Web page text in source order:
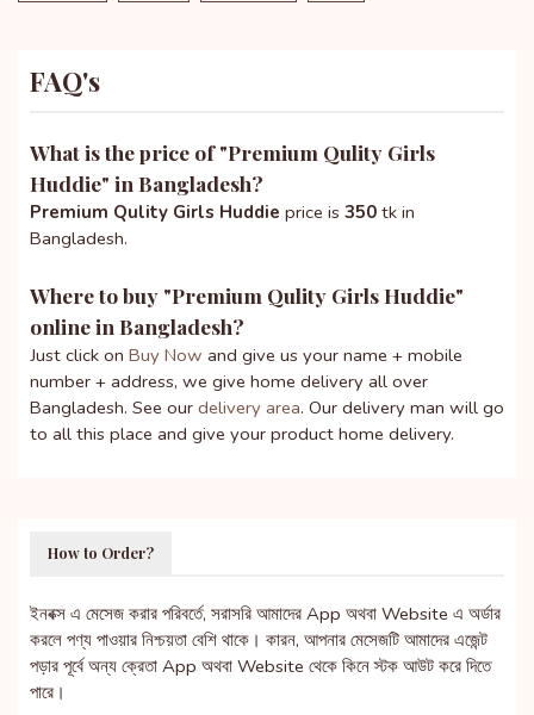
FAQ's
What is the price of "Premium Qulity Girls
Huddie" in Bangladesh?
Premium Qulity Girls Huddie price is 350 tk in
Bangladesh.
Where to buy "Premium Qulity Girls Huddie"
online in Bangladesh?
Just click on Buy Now and give us your name + mobile
number + address, we give home delivery all over
Bangladesh. See our delivery area. Our delivery man will go
to all this place and give your product home delivery.
How to Order?
ইনবক্স এ মেসেজ করার পরিবর্তে, সরাসরি আমাদের App অথবা Website এ অর্ডার
করলে পণ্য পাওয়ার নিশ্চয়তা বেশি থাকে। কারন, আপনার মেসেজটি আমাদের এজেন্ট
পড়ার পূর্বে অন্য ক্রেতা App অথবা Website থেকে কিনে স্টক আউট করে দিতে
পারে।